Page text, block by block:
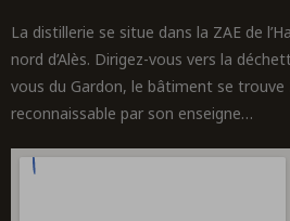
La distillerie se situe dans la ZAE de
nord d’Alès. Dirigez-vous vers la
vous du Gardon, le bâtiment se trouve
reconnaissable par son enseigne…